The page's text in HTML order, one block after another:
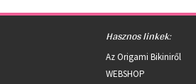
Hasznos linkek:
Az Origami Bikiniről
WEBSHOP